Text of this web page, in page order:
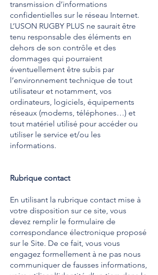
transmission d’informations
confidentielles sur le réseau Internet.
L’USON RUGBY PLUS ne saurait être
tenu responsable des éléments en
dehors de son contrôle et des
dommages qui pourraient
éventuellement être subis par
l’environnement technique de tout
utilisateur et notamment, vos
ordinateurs, logiciels, équipements
réseaux (modems, téléphones…) et
tout matériel utilisé pour accéder ou
utiliser le service et/ou les
informations.
Rubrique contact
En utilisant la rubrique contact mise à
votre disposition sur ce site, vous
devez remplir le formulaire de
correspondance électronique proposé
sur le Site. De ce fait, vous vous
engagez formellement à ne pas nous
communiquer de fausses informations,